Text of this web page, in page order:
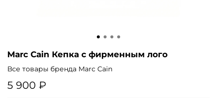
Marc Cain Кепка с фирменным лого
Все товары бренда Marc Cain
5 900 ₽